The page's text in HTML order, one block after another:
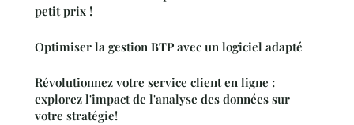
petit prix !
Optimiser la gestion BTP avec un logiciel adapté
Révolutionnez votre service client en ligne :
explorez l'impact de l'analyse des données sur
votre stratégie!